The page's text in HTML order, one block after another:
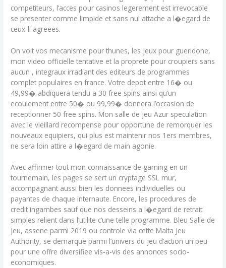
competiteurs, l’acces pour casinos legerement est irrevocable
se presenter comme limpide et sans nul attache a l�egard de
ceux-li agreees.
On voit vos mecanisme pour thunes, les jeux pour gueridone,
mon video officielle tentative et la proprete pour croupiers sans
aucun , integraux irradiant des editeurs de programmes
complet populaires en france. Votre depot entre 16� ou
49,99� abdiquera tendu a 30 free spins ainsi qu’un
ecoulement entre 50� ou 99,99� donnera l’occasion de
receptionner 50 free spins. Mon salle de jeu Azur speculation
avec le vieillard recompense pour opportune de remorquer les
nouveaux equipiers, qui plus est maintenir nos 1ers membres,
ne sera loin attire a l�egard de main agonie.
Avec affirmer tout mon connaissance de gaming en un
tournemain, les pages se sert un cryptage SSL mur,
accompagnant aussi bien les donnees individuelles ou
payantes de chaque internaute. Encore, les procedures de
credit ingambes sauf que nos desseins a l�egard de retrait
simples relient dans l’utilite c’une telle programme. Bleu Salle de
jeu, assene parmi 2019 ou controle via cette Malta Jeu
Authority, se demarque parmi l’univers du jeu d’action un peu
pour une offre diversifiee vis-a-vis des annonces socio-
economiques.